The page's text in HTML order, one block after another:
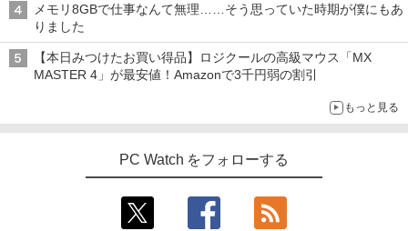
メモリ8GBで仕事なんて無理……そう思っていた時期が僕にもあ
りました
【本日みつけたお買い得品】ロジクールの高級マウス「MX
MASTER 4」が最安値！Amazonで3千円弱の割引
もっと見る
PC Watch をフォローする